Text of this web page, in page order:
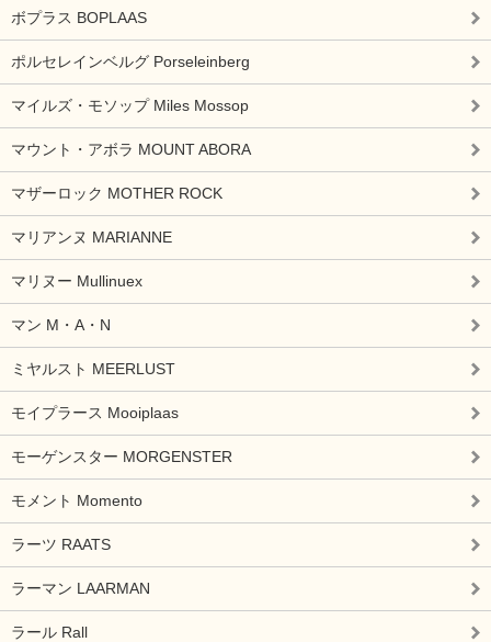
ボプラス BOPLAAS
ポルセレインベルグ Porseleinberg
マイルズ・モソップ Miles Mossop
マウント・アボラ MOUNT ABORA
マザーロック MOTHER ROCK
マリアンヌ MARIANNE
マリヌー Mullinuex
マン M・A・N
ミヤルスト MEERLUST
モイプラース Mooiplaas
モーゲンスター MORGENSTER
モメント Momento
ラーツ RAATS
ラーマン LAARMAN
ラール Rall